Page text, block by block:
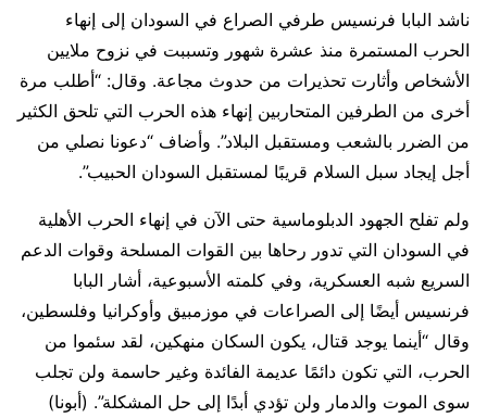
ناشد البابا فرنسيس طرفي الصراع في السودان إلى إنهاء
الحرب المستمرة منذ عشرة شهور وتسببت في نزوح ملايين
الأشخاص وأثارت تحذيرات من حدوث مجاعة. وقال: “أطلب مرة
أخرى من الطرفين المتحاربين إنهاء هذه الحرب التي تلحق الكثير
من الضرر بالشعب ومستقبل البلاد”. وأضاف “دعونا نصلي من
أجل إيجاد سبل السلام قريبًا لمستقبل السودان الحبيب”.
ولم تفلح الجهود الدبلوماسية حتى الآن في إنهاء الحرب الأهلية
في السودان التي تدور رحاها بين القوات المسلحة وقوات الدعم
السريع شبه العسكرية، وفي كلمته الأسبوعية، أشار البابا
فرنسيس أيضًا إلى الصراعات في موزمبيق وأوكرانيا وفلسطين،
وقال “أينما يوجد قتال، يكون السكان منهكين، لقد سئموا من
الحرب، التي تكون دائمًا عديمة الفائدة وغير حاسمة ولن تجلب
سوى الموت والدمار ولن تؤدي أبدًا إلى حل المشكلة”. (أبونا)